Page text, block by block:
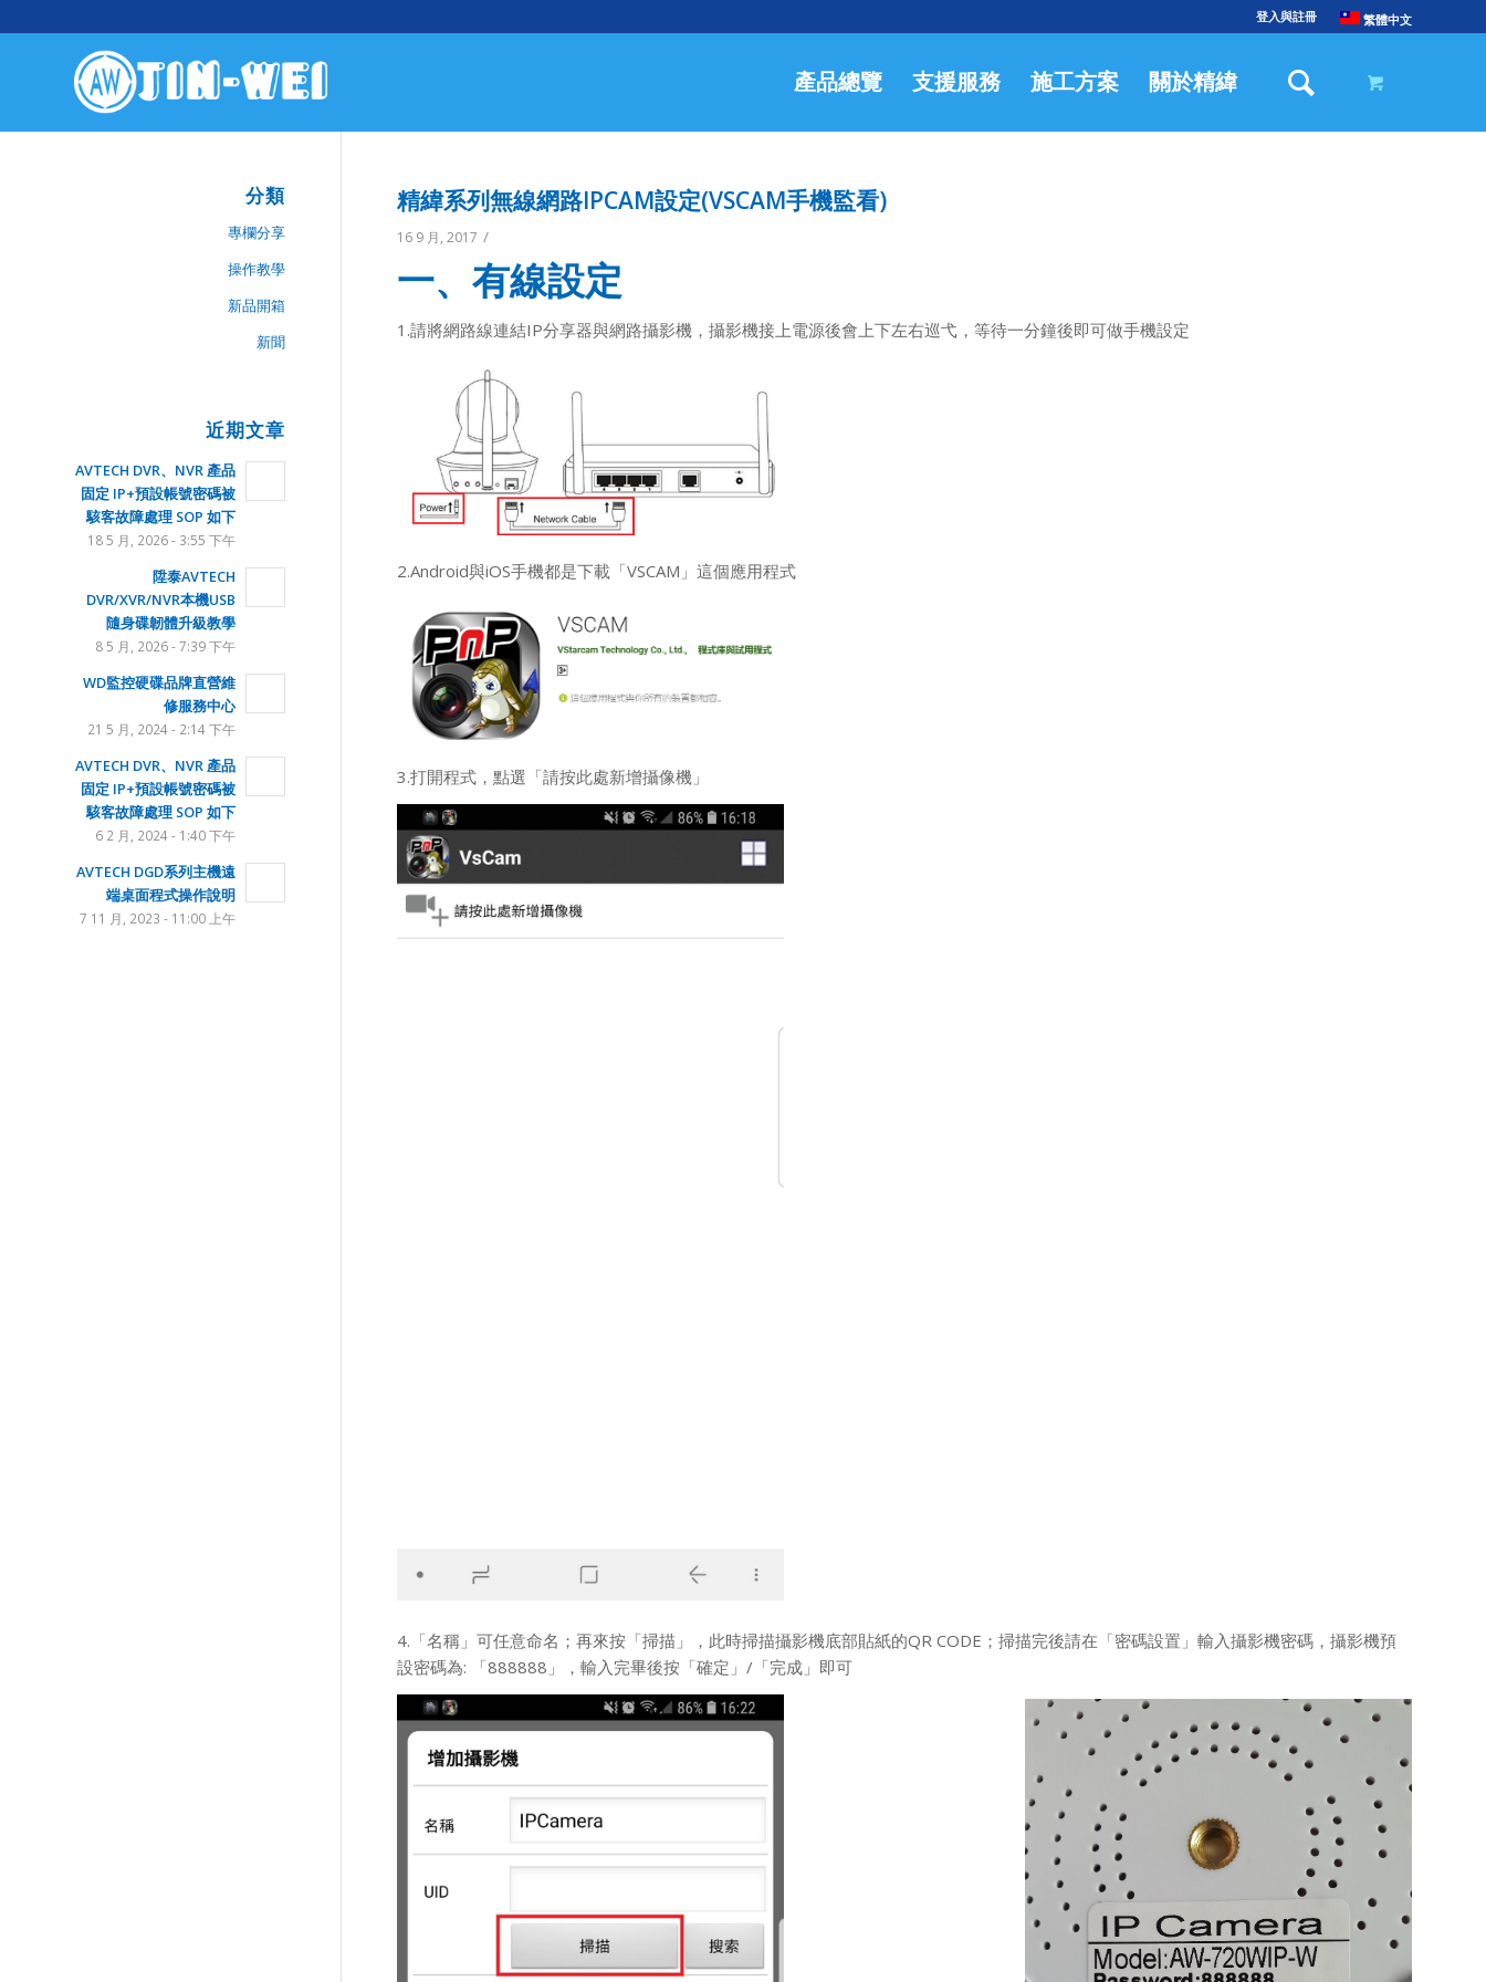
登入與註冊 繁體中文
產品總覽 支援服務 施工方案 關於精緯
精緯系列無線網路IPCAM設定(VSCAM手機監看)
16 9 月, 2017 /
一、有線設定
1.請將網路線連結IP分享器與網路攝影機，攝影機接上電源後會上下左右巡弋，等待一分鐘後即可做手機設定
2.Android與iOS手機都是下載「VSCAM」這個應用程式
3.打開程式，點選「請按此處新增攝像機」
4.「名稱」可任意命名；再來按「掃描」，此時掃描攝影機底部貼紙的QR CODE；掃描完後請在「密碼設置」輸入攝影機密碼，攝影機預
設密碼為: 「888888」，輸入完畢後按「確定」/「完成」即可
分類
專欄分享
操作教學
新品開箱
新聞
近期文章
AVTECH DVR、NVR 產品
固定 IP+預設帳號密碼被
駭客故障處理 SOP 如下
18 5 月, 2026 - 3:55 下午
陞泰AVTECH
DVR/XVR/NVR本機USB
隨身碟韌體升級教學
8 5 月, 2026 - 7:39 下午
WD監控硬碟品牌直營維
修服務中心
21 5 月, 2024 - 2:14 下午
AVTECH DVR、NVR 產品
固定 IP+預設帳號密碼被
駭客故障處理 SOP 如下
6 2 月, 2024 - 1:40 下午
AVTECH DGD系列主機遠
端桌面程式操作說明
7 11 月, 2023 - 11:00 上午